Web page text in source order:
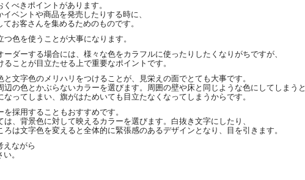
べきポイントがあります。
ベントや商品を発売したりする時に、
お客さんを集めるためのものです。
つ色を使うことが大事になります。
ーダーする場合には、様々な色をカラフルに使ったりしたくなりがちですが、
ることが目立たせる上で重要なポイントです。
と文字色のメリハリをつけることが、見栄えの面でとても大事です。
辺の色とかぶらないカラーを選びます。周囲の壁や床と同じような色にしてしまうと
なってしまい、旗がはためいても目立たなくなってしまうからです。
を採用することもおすすめです。
は、背景色に対して映えるカラーを選びます。白抜き文字にしたり、
ろは文字色を変えると全体的に緊張感のあるデザインとなり、目を引きます。
えながら
。